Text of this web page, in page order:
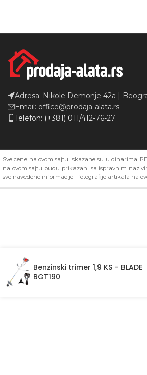
Adresa: Nikole Demonje 42a |
Email: office@prodaja-alata.rs
Telefon: (+381) 011/412-76-27
Sve cene na ovom sajtu iskazane su u dinarima.
na ovom sajtu budu prikazani sa ispravnim
sve navedene informacije i fotografije artikala na
Benzinski trimer 1,9 KS – BLADE
BGT190